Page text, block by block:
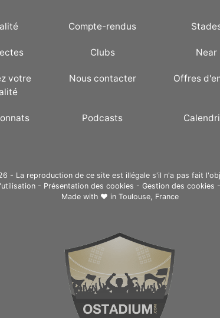
Compte-rendus
Clubs Near
votre
Nous contacter Offres
Podcasts
- La reproduction de ce site est illégale s'il n'a pas fait
- Présentation des cookies - Gestion des cookies -
Made with ❤ in Toulouse, France